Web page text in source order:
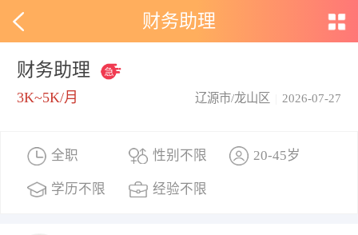
财务助理
财务助理
3K~5K/月 2026-07-27
辽源市/龙山区
全职 性别不限 20-45岁
学历不限 经验不限